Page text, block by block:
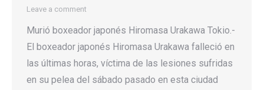
Leave a comment
Murió boxeador japonés Hiromasa Urakawa Tokio.-
El boxeador japonés Hiromasa Urakawa falleció en
las últimas horas, víctima de las lesiones sufridas
en su pelea del sábado pasado en esta ciudad